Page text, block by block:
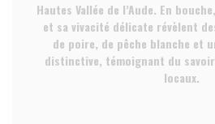
Hautes Vallée de l’Aude. En
et sa vivacité délicate révèlent
de poire, de pêche blanche et
distinctive, témoignant du
locaux.